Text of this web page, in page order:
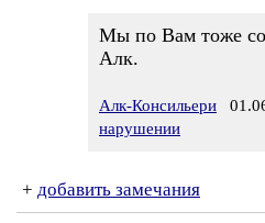
Мы по Вам тоже
Алк.
Алк-Консильери
нарушении
+ добавить замечания